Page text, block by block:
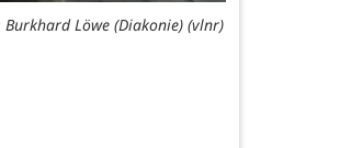
Löwe (Diakonie) (vlnr)